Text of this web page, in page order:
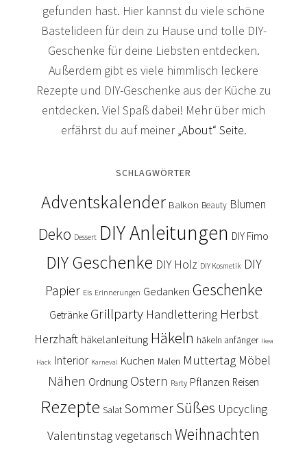
gefunden hast. Hier kannst du viele schöne
Bastelideen für dein zu Hause und tolle DIY-
Geschenke für deine Liebsten entdecken.
Außerdem gibt es viele himmlisch leckere
Rezepte und DIY-Geschenke aus der Küche zu
entdecken. Viel Spaß dabei! Mehr über mich
erfährst du auf meiner„About“ Seite.
SCHLAGWÖRTER
Adventskalender Balkon Beauty Blumen
Deko Dessert DIY Anleitungen DIY Fimo
DIY Geschenke DIY Holz DIY Kosmetik DIY
Papier Eis Erinnerungen Gedanken Geschenke
Getränke Grillparty Handlettering Herbst
Herzhaft häkelanleitung Häkeln häkeln anfänger Ikea
Hack Interior Karneval Kuchen Malen Muttertag Möbel
Nähen Ordnung Ostern Party Pflanzen Reisen
Rezepte Salat Sommer Süßes Upcycling
Valentinstagvegetarisch Weihnachten